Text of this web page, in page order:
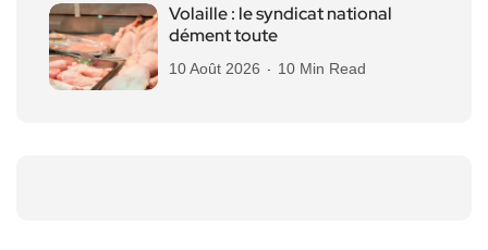
Volaille : le syndicat national
dément toute
10 Août 2026 10 Min Read